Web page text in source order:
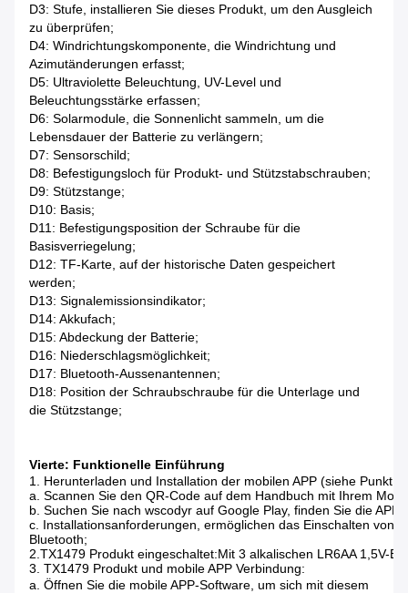
D3: Stufe, installieren Sie dieses Produkt, um den Ausgleich
zu überprüfen;
D4: Windrichtungskomponente, die Windrichtung und
Azimutänderungen erfasst;
D5: Ultraviolette Beleuchtung, UV-Level und
Beleuchtungsstärke erfassen;
D6: Solarmodule, die Sonnenlicht sammeln, um die
Lebensdauer der Batterie zu verlängern;
D7: Sensorschild;
D8: Befestigungsloch für Produkt- und Stützstabschrauben;
D9: Stützstange;
D10: Basis;
D11: Befestigungsposition der Schraube für die
Basisverriegelung;
D12: TF-Karte, auf der historische Daten gespeichert
werden;
D13: Signalemissionsindikator;
D14: Akkufach;
D15: Abdeckung der Batterie;
D16: Niederschlagsmöglichkeit;
D17: Bluetooth-Aussenantennen;
D18: Position der Schraubschraube für die Unterlage und
die Stützstange;
Vierte: Funktionelle Einführung
1. Herunterladen und Installation der mobilen APP (siehe Punkt
a. Scannen Sie den QR-Code auf dem Handbuch mit Ihrem
b. Suchen Sie nach wscodyr auf Google Play, finden Sie die
c. Installationsanforderungen, ermöglichen das Einschalten von
Bluetooth;
2.TX1479 Produkt eingeschaltet:Mit 3 alkalischen LR6AA 1,5V-
3. TX1479 Produkt und mobile APP Verbindung:
a. Öffnen Sie die mobile APP-Software, um sich mit diesem